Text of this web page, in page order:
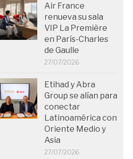
Air France
renueva su sala
VIP La Première
en París-Charles
de Gaulle
27/07/2026
Etihad y Abra
Group se alían para
conectar
Latinoamérica con
Oriente Medio y
Asia
27/07/2026